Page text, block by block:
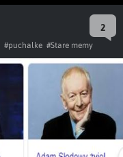
2
#puchalke #Stare memy